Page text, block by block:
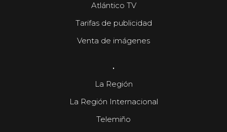
Atlántico TV
Tarifas de publicidad
Venta de imágenes
.
La Región
La Región Internacional
Telemiño